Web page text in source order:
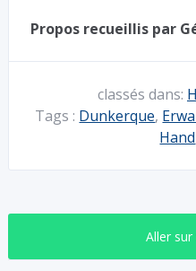
Propos recueillis par
classés dans:
Tags : Dunkerque,
Hand
Aller sur